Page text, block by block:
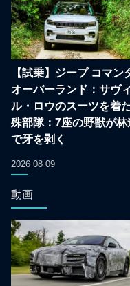
【試乗】ジープ コマン
オーバーランド：サヴィ
ル・ロウのスーツを着
殊部隊：7座の野獣が林
で牙を剥く
2026 08 09
動画